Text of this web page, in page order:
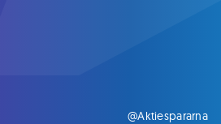
@Aktiespararna